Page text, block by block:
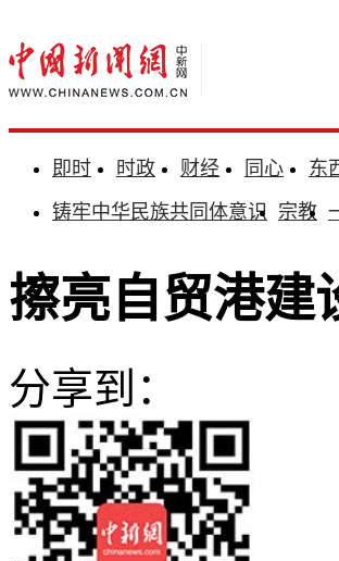
即时 时政 财经 同心 东
铸牢中华民族共同体意识 宗教
擦亮自贸港建
分享到：